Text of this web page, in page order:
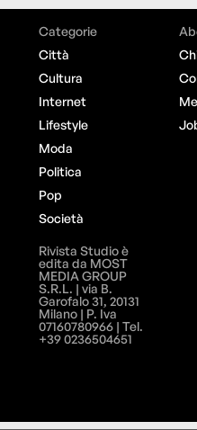
Categorie
Città
Cultura
Internet
Lifestyle
Moda
Politica
Pop
Società
Rivista Studio è
edita da MOST
MEDIA GROUP
S.R.L. | via B.
Garofalo 31, 20131
Milano | P. Iva
07160780966 | Tel.
+39 0236504651